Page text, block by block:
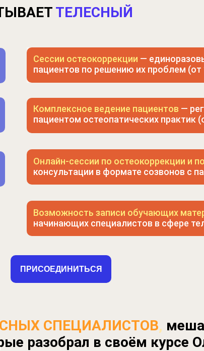
ТЕЛЕСНЫЙ
ПРИСОЕДИНИТЬСЯ
Онлайн-сессии по остеокоррекции и
консультации в формате созвонов с
Комплексное ведение пациентов —
пациентом остеопатических практик
Сессии остеокоррекции —
пациентов по решению их проблем (от
Возможность записи обучающих
начинающих специалистов в сфере
СПЕЦИАЛИСТОВ,
разобрал в своём курсе